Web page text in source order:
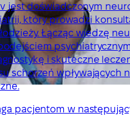
jest doświadczonym
który prowadzi
Łącząc wiedzę
i skuteczne
schorzeń wpływających
pacjentom w